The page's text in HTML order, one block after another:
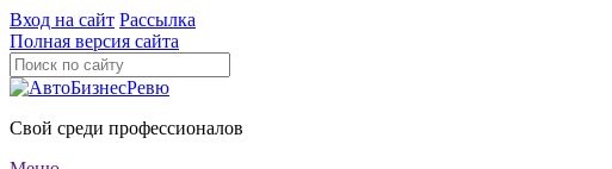
Вход на сайт Рассылка
Полная версия сайта
Свой среди профессионалов